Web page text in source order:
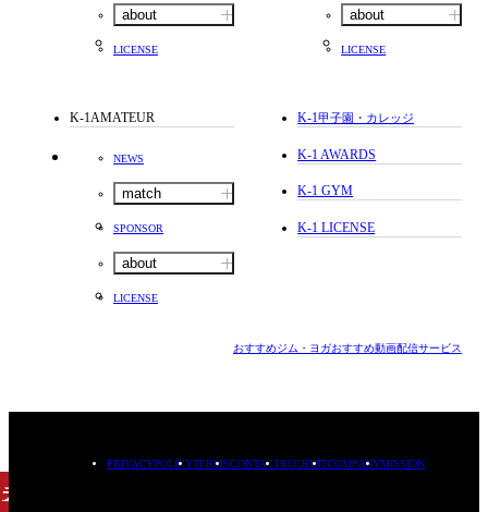
チケット
about
LICENSE
about
LICENSE
K-1AMATEUR
NEWS
match
SPONSOR
about
LICENSE
K-1甲子園・カレッジ
K-1 AWARDS
K-1 GYM
K-1 LICENSE
おすすめジム・ヨガおすすめ動画配信サービス
PRIVACYPOLICYTERMSCONTACTRECRUITCOMPANYMISSION